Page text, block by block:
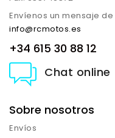
Envíenos un mensaje
info@rcmotos.es
+34 615 30 88 12
Chat online
Sobre nosotros
Envíos